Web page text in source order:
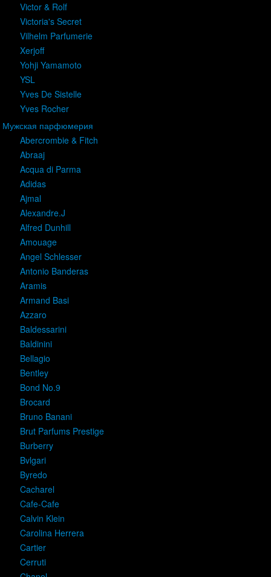
Victor & Rolf
Victoria's Secret
Vilhelm Parfumerie
Xerjoff
Yohji Yamamoto
YSL
Yves De Sistelle
Yves Rocher
Мужская парфюмерия
Abercrombie & Fitch
Abraaj
Acqua di Parma
Adidas
Ajmal
Alexandre.J
Alfred Dunhill
Amouage
Angel Schlesser
Antonio Banderas
Aramis
Armand Basi
Azzaro
Baldessarini
Baldinini
Bellagio
Bentley
Bond No.9
Brocard
Bruno Banani
Brut Parfums Prestige
Burberry
Bvlgari
Byredo
Cacharel
Cafe-Cafe
Calvin Klein
Carolina Herrera
Cartier
Cerruti